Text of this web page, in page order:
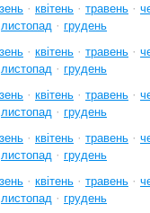
· квітень · травень ·
листопад · грудень
· квітень · травень ·
листопад · грудень
· квітень · травень ·
листопад · грудень
· квітень · травень ·
листопад · грудень
· квітень · травень ·
листопад · грудень